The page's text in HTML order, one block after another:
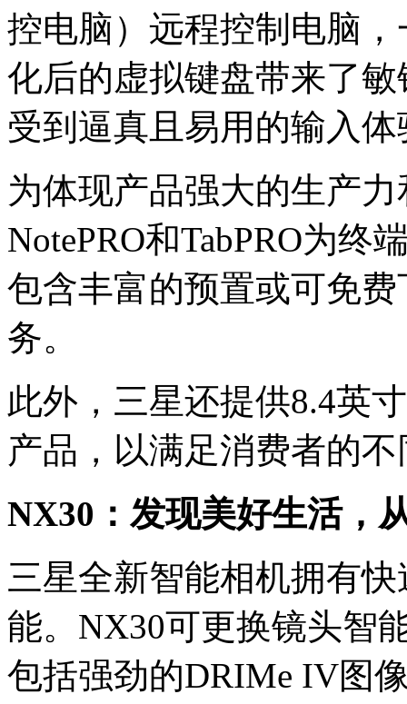
控电脑）远程控制电脑
化后的虚拟键盘带来了
受到逼真且易用的输入体
为体现产品强大的生产
NotePRO和TabPRO为终
包含丰富的预置或可免
务。
此外，三星还提供8.4英
产品，以满足消费者的
NX30：发现美好生活，
三星全新智能相机拥有
能。NX30可更换镜头智
包括强劲的DRIMe IV图